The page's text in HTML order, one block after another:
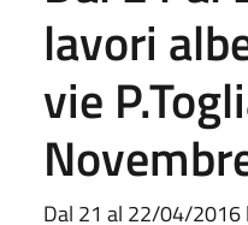
lavori
vie
Dal 21 al 22/04/2016